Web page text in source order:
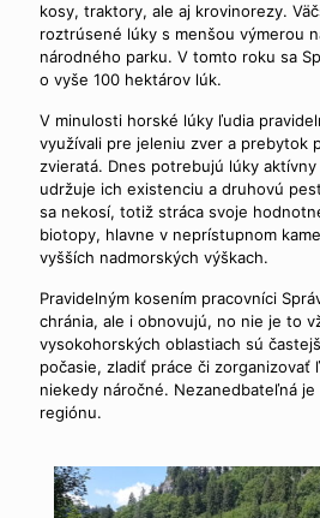
kosy, traktory, ale aj krovinorezy.
roztrúsené lúky s menšou výmerou
národného parku. V tomto roku sa
o vyše 100 hektárov lúk.
V minulosti horské lúky ľudia
využívali pre jeleniu zver a prebytok
zvieratá. Dnes potrebujú lúky
udržuje ich existenciu a druhovú
sa nekosí, totiž stráca svoje
biotopy, hlavne v neprístupnom
vyšších nadmorských výškach.
Pravidelným kosením pracovníci
chránia, ale i obnovujú, no nie je to
vysokohorských oblastiach sú
počasie, zladiť práce či zorganizovať
niekedy náročné. Nezanedbateľná
regiónu.